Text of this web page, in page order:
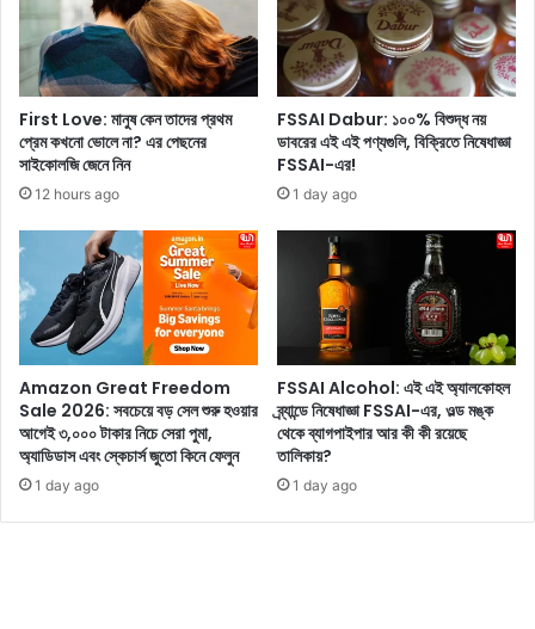
ন
স্মা
র্ট
ফো
ন
রি
চো
প
ড়া
কী
অ
?
সো
শ্যা
ল
মি
ডি
য়া
য়
ভা
First Love: মানুষ কেন তাদের প্রথম
প্রেম কখনো ভোলে না? এর পেছনের
সাইকোলজি জেনে নিন
12 hours ago
FSSAI Dabur: ১০০% বিশুদ্ধ নয়
ডাবরের এই এই পণ্যগুলি, বিক্রিতে নিষেধাজ্ঞা
FSSAI-এর!
1 day ago
Amazon Great Freedom
Sale 2026: সবচেয়ে বড় সেল শুরু হওয়ার
আগেই ৩,০০০ টাকার নিচে সেরা পুমা,
অ্যাডিডাস এবং স্কেচার্স জুতো কিনে ফেলুন
1 day ago
FSSAI Alcohol: এই এই অ্যালকোহল
ব্র্যান্ডে নিষেধাজ্ঞা FSSAI-এর, ওল্ড মঙ্ক
থেকে ব্যাগপাইপার আর কী কী রয়েছে
তালিকায়?
1 day ago